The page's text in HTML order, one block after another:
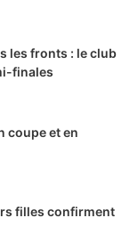
les fronts : le club
finales
coupe et en
filles confirment